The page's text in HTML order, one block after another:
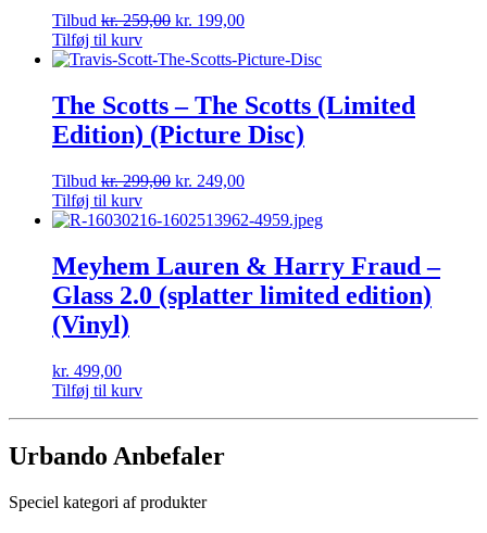
Tilbud kr.259,00 kr. 199,00
Tilføj til kurv
The Scotts – The Scotts (Limited
Edition) (Picture Disc)
Tilbud kr.299,00 kr. 249,00
Tilføj til kurv
Meyhem Lauren & Harry Fraud –
Glass 2.0 (splatter limited edition)
(Vinyl)
kr. 499,00
Tilføj til kurv
Urbando Anbefaler
Speciel kategori af produkter